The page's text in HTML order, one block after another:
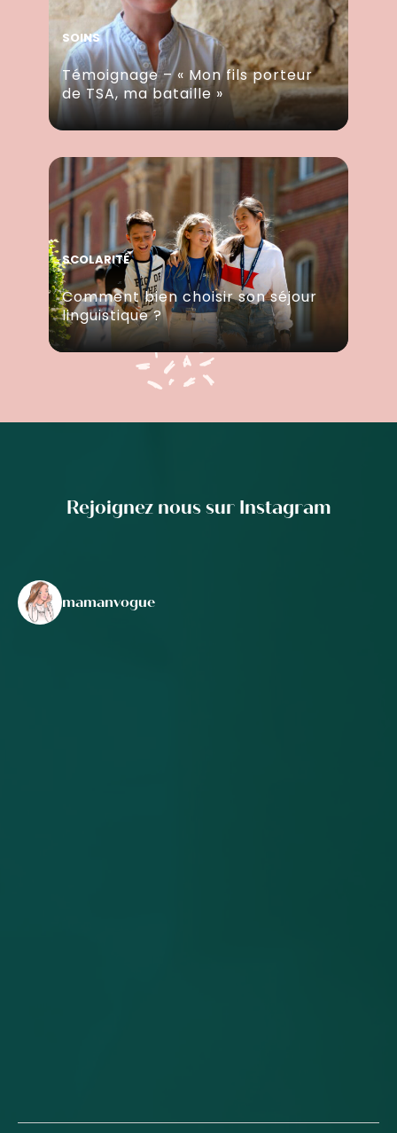
SOINS
Témoignage – « Mon fils porteur
de TSA, ma bataille »
SCOLARITÉ
Comment bien choisir son séjour
linguistique ?
Rejoignez nous sur Instagram
mamanvogue